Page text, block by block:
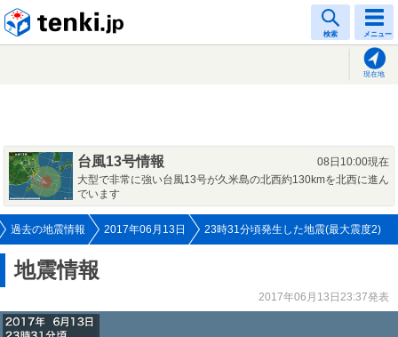
検索 メニュー
現在地
台風13号情報
08日10:00現在
大型で非常に強い台風13号が久米島の北西約130kmを北西に進ん
でいます
過去の地震情報 2017年06月13日 23時31分頃発生した地震(最大震度2)
地震情報
2017年06月13日23:37発表